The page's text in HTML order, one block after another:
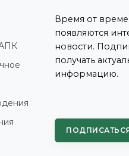
АПК
Время от
появляются
новости.
получать
информацию.